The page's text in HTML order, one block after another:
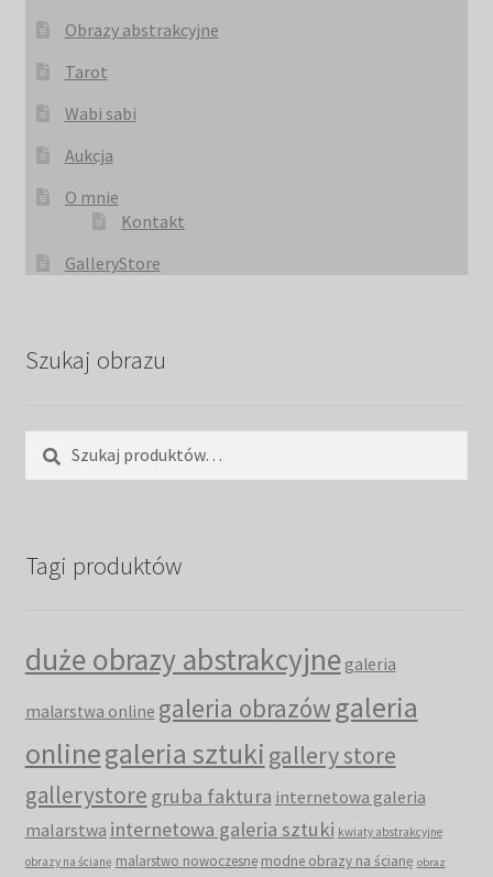
Obrazy abstrakcyjne
Tarot
Wabi sabi
Aukcja
O mnie
Kontakt
GalleryStore
Szukaj obrazu
Szukaj:
Szukaj
Tagi produktów
duże obrazy abstrakcyjne galeria
malarstwa online galeria obrazów galeria
onlinegaleria sztuki gallery store
gallerystore gruba faktura internetowa galeria
malarstwa internetowa galeria sztuki kwiaty abstrakcyjne
obrazy na ścianę malarstwo nowoczesne modne obrazy na ścianę obraz